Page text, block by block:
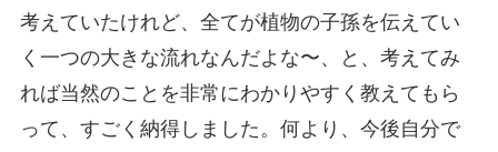
考えていたけれど、全てが植物の子孫を伝えてい
く一つの大きな流れなんだよな〜、と、考えてみ
れば当然のことを非常にわかりやすく教えてもら
って、すごく納得しました。何より、今後自分で